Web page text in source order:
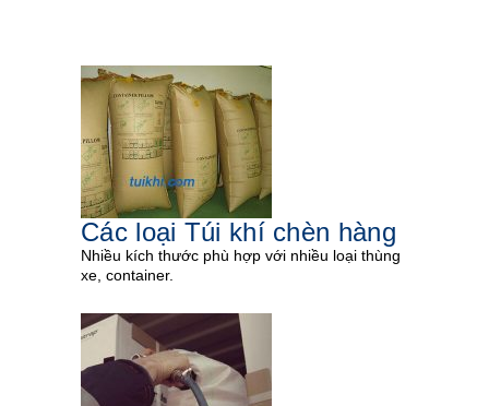
Các loại Túi khí chèn hàng
Nhiều kích thước phù hợp với nhiều loại thùng
xe, container.